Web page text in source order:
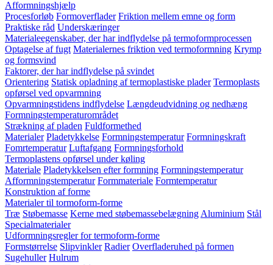
Afformningshjælp
Procesforløb Formoverflader Friktion mellem emne og form
Praktiske råd Underskæringer
Materialeegenskaber, der har indflydelse på termoformprocessen
Optagelse af fugt Materialernes friktion ved termoformning Krymp
og formsvind
Faktorer, der har indflydelse på svindet
Orientering Statisk opladning af termoplastiske plader Termoplasts
opførsel ved opvarmning
Opvarmningstidens indflydelse Længdeudvidning og nedhæng
Formningstemperaturområdet
Strækning af pladen Fuldformethed
Materialer Pladetykkelse Formningstemperatur Formningskraft
Fomrtemperatur Luftafgang Formningsforhold
Termoplastens opførsel under køling
Materiale Pladetykkelsen efter formning Formningstemperatur
Afformningstemperatur Formmateriale Formtemperatur
Konstruktion af forme
Materialer til tormoform-forme
Træ Støbemasse Kerne med støbemassebelægning Aluminium Stål
Specialmaterialer
Udformningsregler for termoform-forme
Formstørrelse Slipvinkler Radier Overfladeruhed på formen
Sugehuller Hulrum